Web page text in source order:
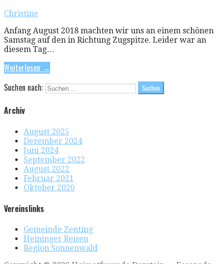
Christine
Anfang August 2018 machten wir uns an einem schönen
Samstag auf den in Richtung Zugspitze. Leider war an
diesem Tag…
Weiterlesen →
Suchen nach:
Archiv
August 2025
Dezember 2024
Juni 2024
September 2022
August 2022
Februar 2021
Oktober 2020
Vereinslinks
Gemeinde Zenting
Heininger Reisen
Region Sonnenwald